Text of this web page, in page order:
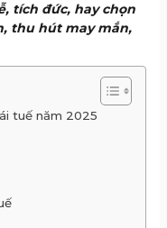
tích đức, hay chọn
thu hút may mắn,
tuế năm 2025